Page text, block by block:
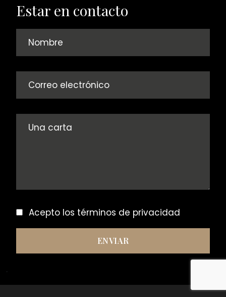
Estar en contacto
Acepto los términos de privacidad
.